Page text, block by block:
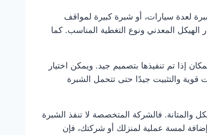
لعدة سيارات، أو شبرة كبيرة لمواقف
الهيكل المعدني ونوع التغطية المناسب. كما
إذا تم تنفيذها بتصميم جيد. ويمكن اختيار
والتثبيت جيدًا حتى تتحمل الشبرة
فالشركة المتخصصة لا تنفذ الشبرة
لمسة عملية لمنزلك أو شركتك، فإن